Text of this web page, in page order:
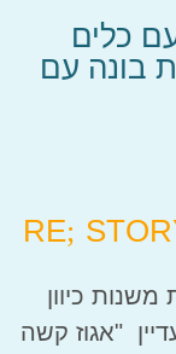
כ.א. עם כלים
בונה עם
RE;
כיוון
"אגוז קשה